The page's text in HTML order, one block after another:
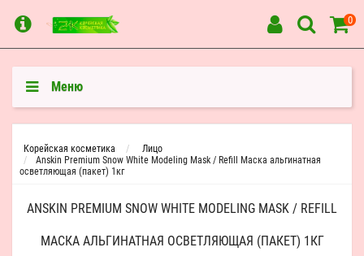
0
Меню
Корейская косметика
Лицо
Anskin Premium Snow White Modeling Mask / Refill Маска альгинатная
осветляющая (пакет) 1кг
ANSKIN PREMIUM SNOW WHITE MODELING MASK / REFILL
МАСКА АЛЬГИНАТНАЯ ОСВЕТЛЯЮЩАЯ (ПАКЕТ) 1КГ